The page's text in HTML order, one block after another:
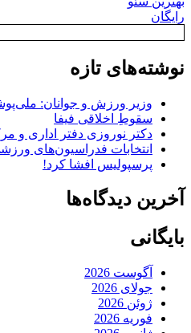
رایگان
نوشته‌های تازه
وزیر ورزش و جوانان:
سقوطِ اخلاقی فیفا
دکتر نوروزی دفتر اداری و
انتخابات فدراسیون‌های
پرسپولیس افشا کرد!
آخرین دیدگاه‌ها
بایگانی
آگوست 2026
جولای 2026
ژوئن 2026
فوریه 2026